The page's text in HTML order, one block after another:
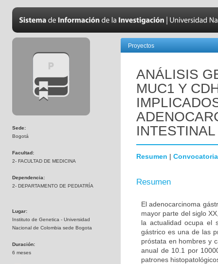
Sede:
Bogotá
Facultad:
2- FACULTAD DE MEDICINA
Dependencia:
2- DEPARTAMENTO DE PEDIATRÍA
Lugar:
Instituto de Genetica - Universidad
Nacional de Colombia sede Bogota
Duración:
6 meses
Proyectos
ANÁLISIS
MUC1 Y
INTESTINAL
Resumen | Convocatoria
Resumen
El adenocarcinoma
mayor parte del siglo
la actualidad ocupa el
gástrico es una de las
próstata en hombres y
anual de 10.1 por
patrones